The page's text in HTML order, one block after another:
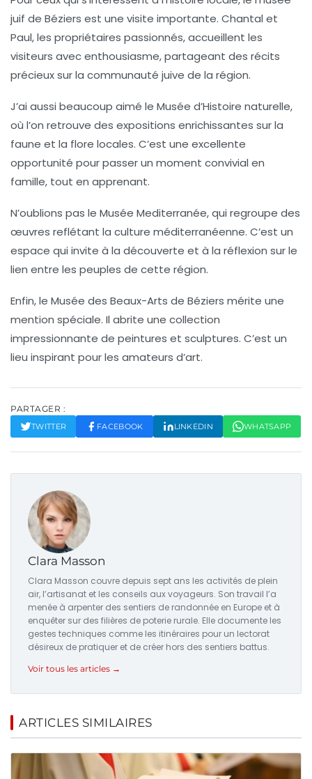
juif de Béziers est une visite importante. Chantal et
Paul, les propriétaires passionnés, accueillent les
visiteurs avec enthousiasme, partageant des récits
précieux sur la communauté juive de la région.
J’ai aussi beaucoup aimé le Musée d’Histoire naturelle,
où l’on retrouve des expositions enrichissantes sur la
faune et la flore locales. C’est une excellente
opportunité pour passer un moment convivial en
famille, tout en apprenant.
N’oublions pas le Musée Mediterranée, qui regroupe des
œuvres reflétant la culture méditerranéenne. C’est un
espace qui invite à la découverte et à la réflexion sur le
lien entre les peuples de cette région.
Enfin, le Musée des Beaux-Arts de Béziers mérite une
mention spéciale. Il abrite une collection
impressionnante de peintures et sculptures. C’est un
lieu inspirant pour les amateurs d’art.
PARTAGER :
TWITTER FACEBOOK LINKEDIN WHATSAPP
Clara Masson
Clara Masson couvre depuis sept ans les activités de plein
air, l’artisanat et les conseils aux voyageurs. Son travail l’a
menée à arpenter des sentiers de randonnée en Europe et à
enquêter sur des filières de poterie rurale. Elle documente les
gestes techniques comme les itinéraires pour un lectorat
désireux de pratiquer et de créer hors des sentiers battus.
Voir tous les articles →
ARTICLES SIMILAIRES